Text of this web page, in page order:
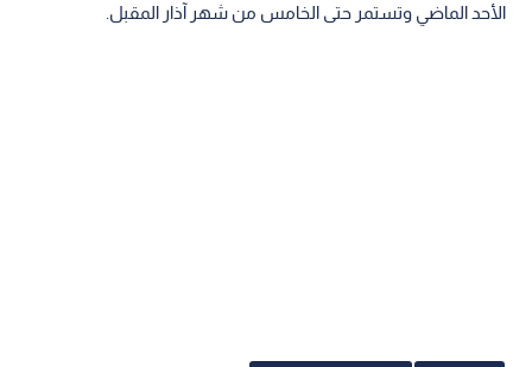
الأحد الماضي وتستمر حتى الخامس من شهر آذار المقبل.